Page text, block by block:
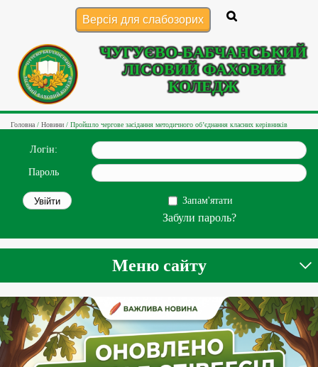
ЧУГУЄВО-БАБЧАНСЬКИЙ
ЛІСОВИЙ ФАХОВИЙ
КОЛЕДЖ
Версія для слабозорих
Головна / Новини / Пройшло чергове засідання методичного об’єднання класних керівників
Логін:
Пароль
Запам'ятати
Забули пароль?
Меню сайту